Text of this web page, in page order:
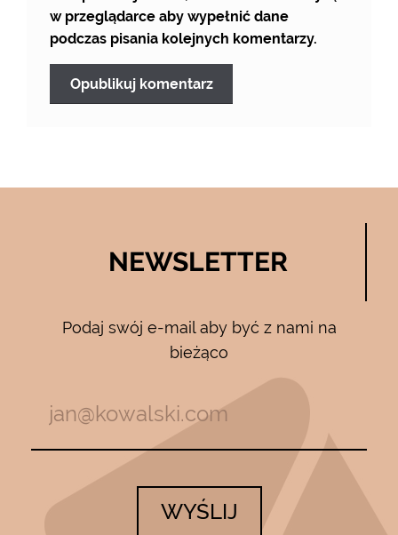
w przeglądarce aby wypełnić dane
podczas pisania kolejnych komentarzy.
NEWSLETTER
Podaj swój e-mail aby być z nami na
bieżąco
WYŚLIJ